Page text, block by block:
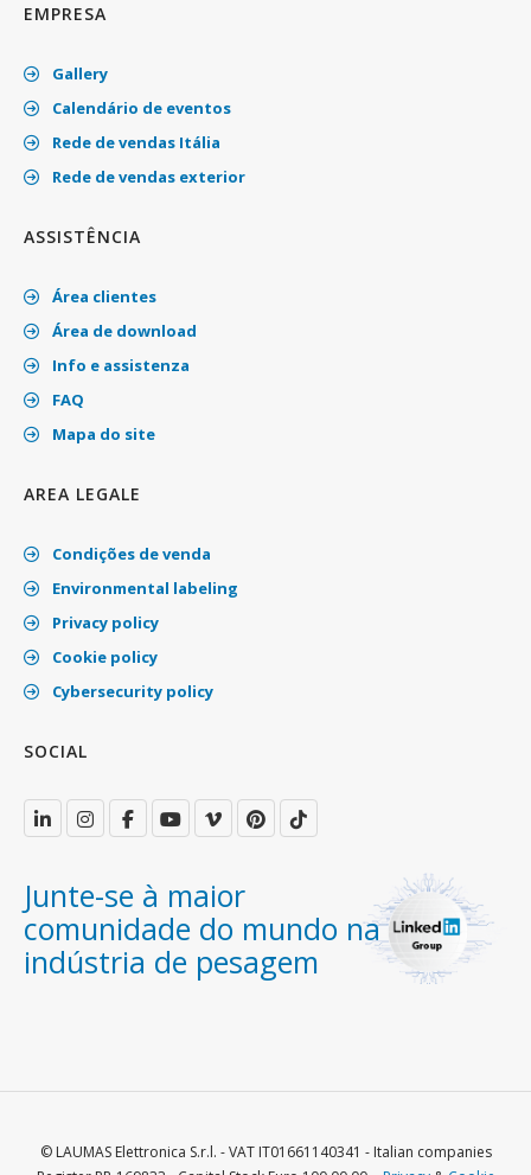
EMPRESA
Gallery
Calendário de eventos
Rede de vendas Itália
Rede de vendas exterior
ASSISTÊNCIA
Área clientes
Área de download
Info e assistenza
FAQ
Mapa do site
AREA LEGALE
Condições de venda
Environmental labeling
Privacy policy
Cookie policy
Cybersecurity policy
SOCIAL
Junte-se à maior
comunidade do mundo na
indústria de pesagem
© LAUMAS Elettronica S.r.l. - VAT IT01661140341 - Italian companies